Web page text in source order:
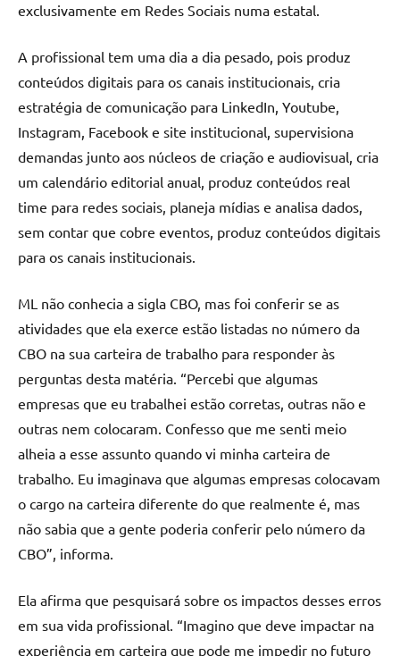
exclusivamente em Redes Sociais numa estatal.
A profissional tem uma dia a dia pesado, pois produz
conteúdos digitais para os canais institucionais, cria
estratégia de comunicação para LinkedIn, Youtube,
Instagram, Facebook e site institucional, supervisiona
demandas junto aos núcleos de criação e audiovisual, cria
um calendário editorial anual, produz conteúdos real
time para redes sociais, planeja mídias e analisa dados,
sem contar que cobre eventos, produz conteúdos digitais
para os canais institucionais.
ML não conhecia a sigla CBO, mas foi conferir se as
atividades que ela exerce estão listadas no número da
CBO na sua carteira de trabalho para responder às
perguntas desta matéria. “Percebi que algumas
empresas que eu trabalhei estão corretas, outras não e
outras nem colocaram. Confesso que me senti meio
alheia a esse assunto quando vi minha carteira de
trabalho. Eu imaginava que algumas empresas colocavam
o cargo na carteira diferente do que realmente é, mas
não sabia que a gente poderia conferir pelo número da
CBO”, informa.
Ela afirma que pesquisará sobre os impactos desses erros
em sua vida profissional. “Imagino que deve impactar na
experiência em carteira que pode me impedir no futuro